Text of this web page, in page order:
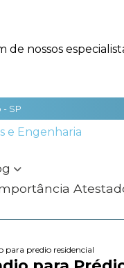
nossos
- SP
Importância
para predio residencial